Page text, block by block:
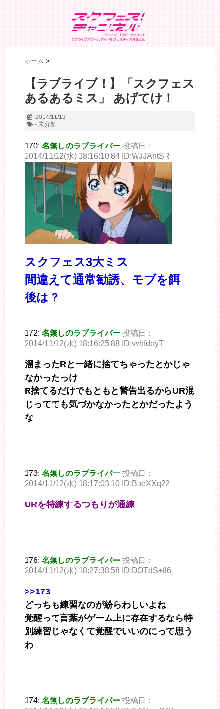
ホーム >
【ラブライブ！】「スクフェス
あるあるミス」 あげてけ！
2014/11/13
- 未分類
170: 名無しのラブライバー 投稿日：
2014/11/12(水) 18:16:10.84 ID:WJJAntSR
スクフェス3大ミス
間違えて通常勧誘、モブを餌
後は？
172: 名無しのラブライバー 投稿日：
2014/11/12(水) 18:16:25.88 ID:vvhfdoyT
溜まったRと一緒に捨てちゃったとかじゃ
なかったっけ
R捨てるだけでもともと警告出るからUR混
じってても気づかなかったとかだったよう
な
173: 名無しのラブライバー 投稿日：
2014/11/12(水) 18:17:03.10 ID:BbeXXq22
URを特練するつもりが通練
176: 名無しのラブライバー 投稿日：
2014/11/12(水) 18:27:38.58 ID:DOTdS+86
>>173
どっちも練習なのが紛らわしいよね
覚醒って言葉がゲーム上に存在するなら特
別練習じゃなくて覚醒でいいのにって思う
わ
174: 名無しのラブライバー 投稿日：